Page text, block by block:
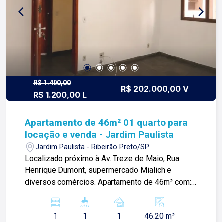
R$ 1.400,00
R$ 1.200,00 L
R$ 202.000,00 V
Apartamento de 46m² 01 quarto para
locação e venda - Jardim Paulista
Jardim Paulista - Ribeirão Preto/SP
Localizado próximo à Av. Treze de Maio, Rua
Henrique Dumont, supermercado Mialich e
diversos comércios. Apartamento de 46m² com:
social; -Cozinha; -Área de serviços; -01 vaga de
garagem; Para mais informações e agendar
1 1 1 46.20 m²